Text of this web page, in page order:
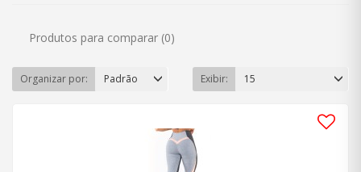
Produtos para comparar (0)
Organizar por: Padrão Exibir: 15